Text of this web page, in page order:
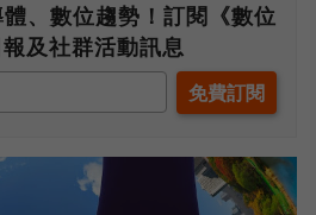
、數位趨勢！訂閱《數位
及社群活動訊息